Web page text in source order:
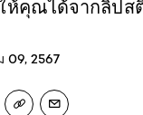
คุณได้จากลิปส
09, 2567